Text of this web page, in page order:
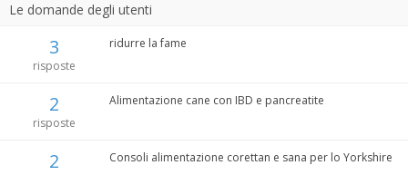
Le domande degli utenti
3
risposte
ridurre la fame
2
risposte
Alimentazione cane con IBD e pancreatite
2 Consoli alimentazione corettan e sana per lo Yorkshire